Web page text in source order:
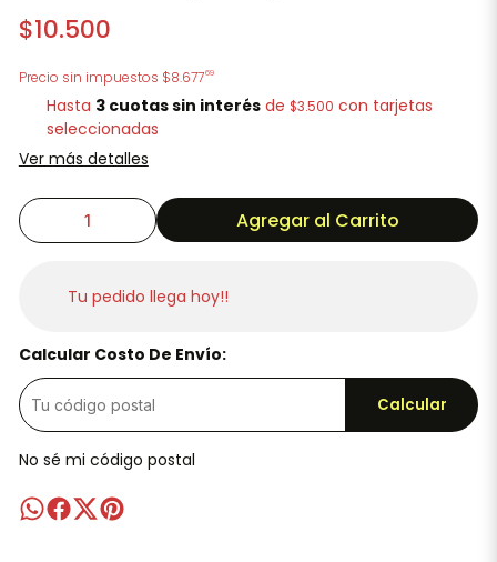
$10.500
Precio sin impuestos $8.67769
Hasta 3 cuotas sin interés de $3.500 con tarjetas
seleccionadas
Ver más detalles
Agregar al Carrito
Tu pedido llega hoy!!
Calcular Costo De Envío:
Calcular
No sé mi código postal